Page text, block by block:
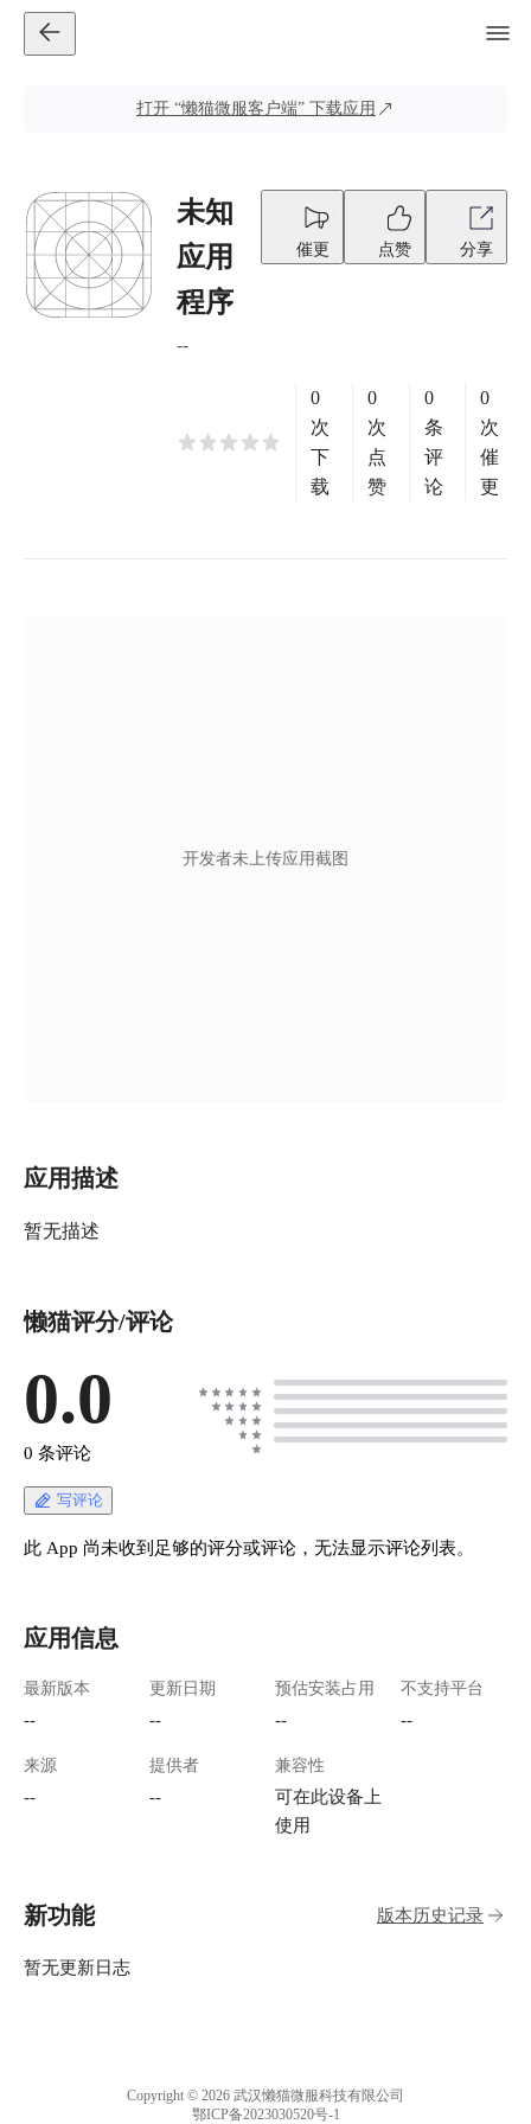
打开 “懒猫微服客户端” 下载应用
未知
应用
程序
--
催更 点赞 分享
0
次
下
载
0
次
点
赞
0
条
评
论
0
次
催
更
开发者未上传应用截图
应用描述
暂无描述
懒猫评分/评论
0.0
0 条评论
写评论
此 App 尚未收到足够的评分或评论，无法显示评论列表。
应用信息
最新版本
--
更新日期
--
预估安装占用
--
不支持平台
--
来源
--
提供者
--
兼容性
可在此设备上
使用
新功能 版本历史记录
暂无更新日志
Copyright © 2026 武汉懒猫微服科技有限公司
鄂ICP备2023030520号-1